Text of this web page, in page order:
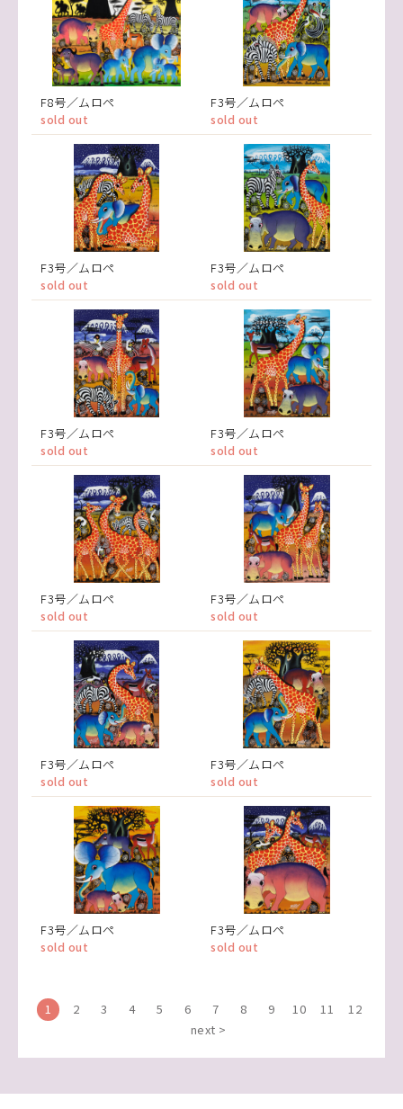
F8号／ムロペ
sold out
F3号／ムロペ
sold out
F3号／ムロペ
sold out
F3号／ムロペ
sold out
F3号／ムロペ
sold out
F3号／ムロペ
sold out
F3号／ムロペ
sold out
F3号／ムロペ
sold out
F3号／ムロペ
sold out
F3号／ムロペ
sold out
F3号／ムロペ
sold out
F3号／ムロペ
sold out
1 2 3 4 5 6 7 8 9 10 11
12
next >